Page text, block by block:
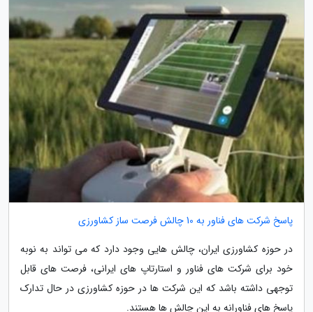
پاسخ شرکت های فناور به 10 چالش فرصت ساز کشاورزی
در حوزه کشاورزی ایران، چالش هایی وجود دارد که می تواند به نوبه
خود برای شرکت های فناور و استارتاپ های ایرانی، فرصت های قابل
توجهی داشته باشد که این شرکت ها در حوزه کشاورزی در حال تدارک
پاسخ های فناورانه به این چالش ها هستند.